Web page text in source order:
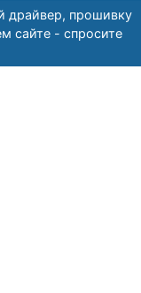
драйвер, прошивку
сайте - спросите